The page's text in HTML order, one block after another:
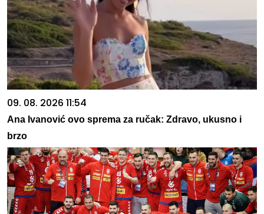
09. 08. 2026 11:54
Ana Ivanović ovo sprema za ručak: Zdravo, ukusno i
brzo